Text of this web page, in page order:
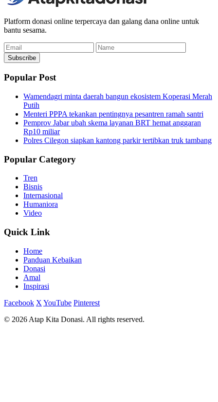
Platform donasi online terpercaya dan galang dana online untuk
bantu sesama.
Email
Name
Subscribe
Popular Post
Wamendagri minta daerah bangun ekosistem Koperasi Merah
Putih
Menteri PPPA tekankan pentingnya pesantren ramah santri
Pemprov Jabar ubah skema layanan BRT hemat anggaran
Rp10 miliar
Polres Cilegon siapkan kantong parkir tertibkan truk tambang
Popular Category
Tren
Bisnis
Internasional
Humaniora
Video
Quick Link
Home
Panduan Kebaikan
Donasi
Amal
Inspirasi
Facebook X YouTube Pinterest
© 2026 Atap Kita Donasi. All rights reserved.